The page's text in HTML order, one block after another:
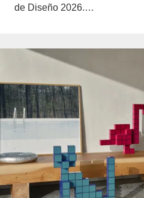
de Diseño 2026.…